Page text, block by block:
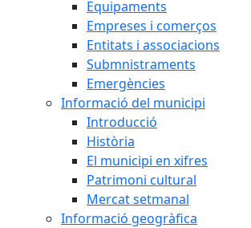
Equipaments
Empreses i comerços
Entitats i associacions
Submnistraments
Emergències
Informació del municipi
Introducció
Història
El municipi en xifres
Patrimoni cultural
Mercat setmanal
Informació geogràfica